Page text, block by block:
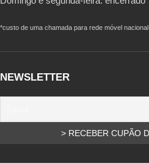
*custo de uma chamada para rede móvel nacional
NEWSLETTER